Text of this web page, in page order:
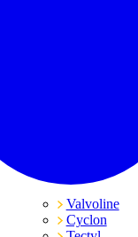
Valvoline
Cyclon